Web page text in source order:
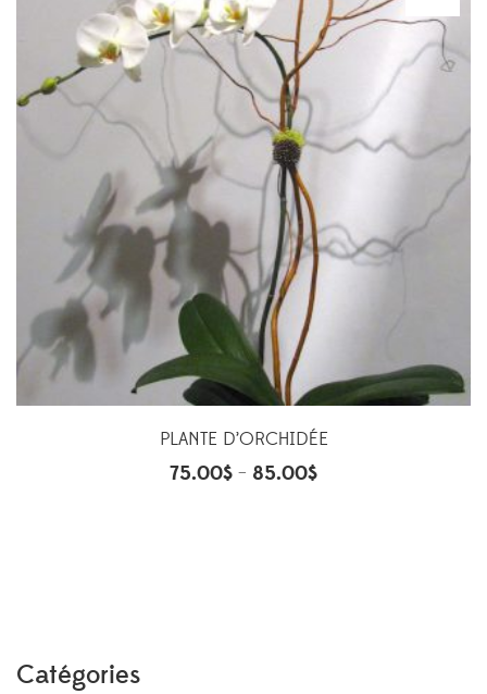
PLANTE D’ORCHIDÉE
75.00$ – 85.00$
Catégories